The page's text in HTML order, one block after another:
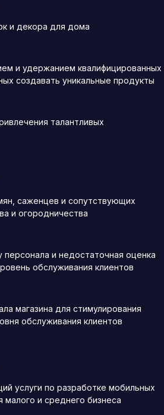
и декора для дома
и удержанием квалифицированных
создавать уникальные продукты
талантливых
саженцев и сопутствующих
и огородничества
персонала и недостаточная оценка
обслуживания клиентов
магазина для стимулирования
обслуживания клиентов
услуги по разработке мобильных
малого и среднего бизнеса